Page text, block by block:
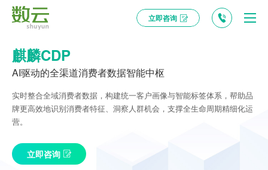
立即咨询
麒麟CDP
AI驱动的全渠道消费者数据智能中枢
实时整合全域消费者数据，构建统一客户画像与智能标签体系，帮助品
牌更高效地识别消费者特征、洞察人群机会，支撑全生命周期精细化运
营。
立即咨询